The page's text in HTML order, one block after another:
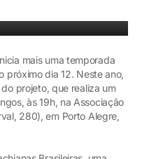
mais uma temporada
próximo dia 12. Neste ano,
projeto, que realiza um
às 19h, na Associação
280), em Porto Alegre,